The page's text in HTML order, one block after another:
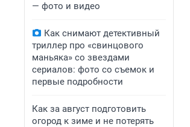
— фото и видео
Как снимают детективный
триллер про «свинцового
маньяка» со звездами
сериалов: фото со съемок и
первые подробности
Как за август подготовить
огород к зиме и не потерять